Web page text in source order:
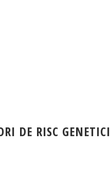
DE RISC GENETICI